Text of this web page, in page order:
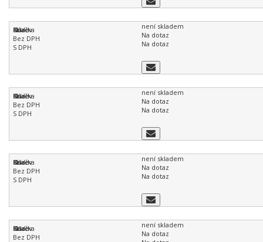
není skladem
Na dotaz
Na dotaz
není skladem
Na dotaz
Na dotaz
není skladem
Na dotaz
Na dotaz
není skladem
Na dotaz